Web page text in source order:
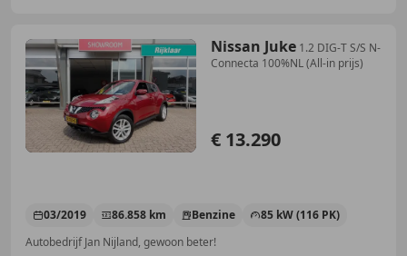
Nissan Juke 1.2 DIG-T S/S N-
Connecta 100%NL (All-in prijs)
€ 13.290
03/2019 86.858 km Benzine
85 kW (116 PK)
Autobedrijf Jan Nijland, gewoon beter!